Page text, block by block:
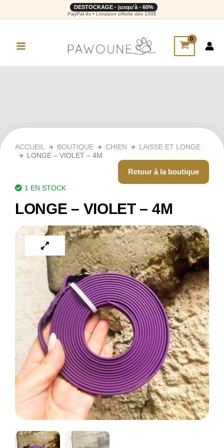
DESTOCKAGE - jusqu'à - 60%
PayPal 4x • Livraison offerte dès 100€
ACCUEIL BOUTIQUE CHIEN
LAISSE ET LONGE
LONGE – VIOLET – 4M
Retour à la boutique
1 EN STOCK
LONGE – VIOLET – 4M